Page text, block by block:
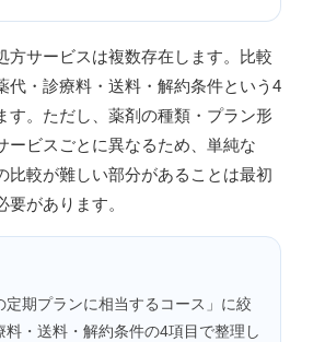
方サービスは複数存在します。比較
代・診療料・送料・解約条件という4
す。ただし、薬剤の種類・プラン形
ービスごとに異なるため、単純な
比較が難しい部分があることは最初
要があります。
定期プランに相当するコース」に絞
料・送料・解約条件の4項目で整理し